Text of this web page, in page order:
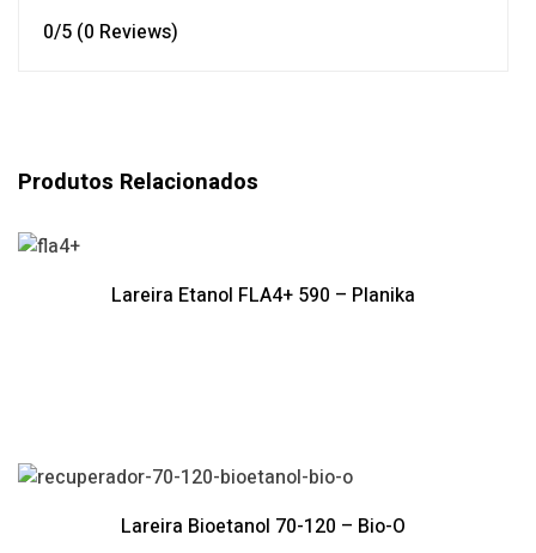
0/5 (0 Reviews)
Produtos Relacionados
Lareira Etanol FLA4+ 590 – Planika
Lareira Bioetanol 70-120 – Bio-O